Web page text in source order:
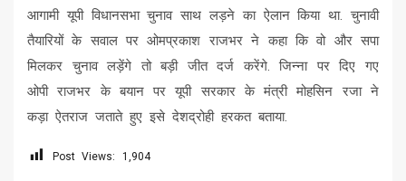
आगामी यूपी विधानसभा चुनाव साथ लड़ने का ऐलान किया था. चुनावी
तैयारियों के सवाल पर ओमप्रकाश राजभर ने कहा कि वो और सपा
मिलकर चुनाव लड़ेंगे तो बड़ी जीत दर्ज करेंगे. जिन्ना पर दिए गए
ओपी राजभर के बयान पर यूपी सरकार के मंत्री मोहसिन रजा ने
कड़ा ऐतराज जताते हुए इसे देशद्रोही हरकत बताया.
Post Views: 1,904